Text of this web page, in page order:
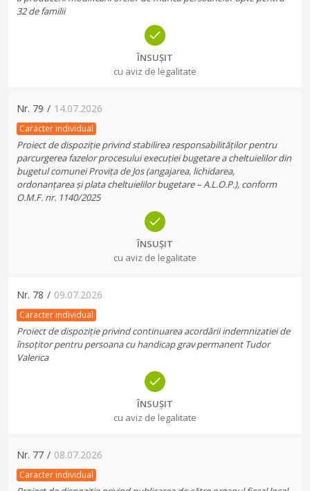
32 de familii
ÎNSUȘIT
cu aviz de legalitate
Nr. 79 / 14.07.2026
Caracter individual
Proiect de dispoziție privind stabilirea responsabilităților pentru
parcurgerea fazelor procesului execuției bugetare a cheltuielilor din
bugetul comunei Provița de Jos (angajarea, lichidarea,
ordonanțarea și plata cheltuielilor bugetare – A.L.O.P.), conform
O.M.F. nr. 1140/2025
ÎNSUȘIT
cu aviz de legalitate
Nr. 78 / 09.07.2026
Caracter individual
Proiect de dispoziție privind continuarea acordării indemnizatiei de
însoțitor pentru persoana cu handicap grav permanent Tudor
Valerica
ÎNSUȘIT
cu aviz de legalitate
Nr. 77 / 08.07.2026
Caracter individual